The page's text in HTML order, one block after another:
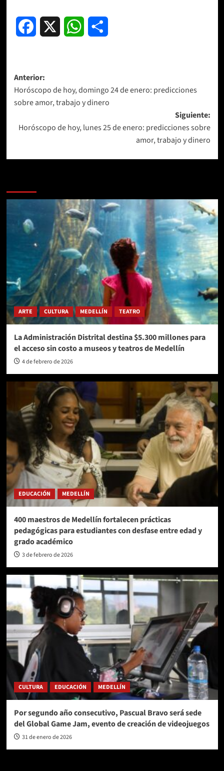
Facebook WhatsApp
Navegación
de
entradas
Anterior:
Horóscopo de hoy, domingo 24 de enero: predicciones
sobre amor, trabajo y dinero
Siguiente:
Horóscopo de hoy, lunes 25 de enero: predicciones sobre
amor, trabajo y dinero
ARTE CULTURA MEDELLÍN TEATRO
La Administración Distrital destina $5.300 millones para
el acceso sin costo a museos y teatros de Medellín
4 de febrero de 2026
EDUCACIÓN MEDELLÍN
400 maestros de Medellín fortalecen prácticas
pedagógicas para estudiantes con desfase entre edad y
grado académico
3 de febrero de 2026
CULTURA EDUCACIÓN MEDELLÍN
Por segundo año consecutivo, Pascual Bravo será sede
del Global Game Jam, evento de creación de videojuegos
31 de enero de 2026